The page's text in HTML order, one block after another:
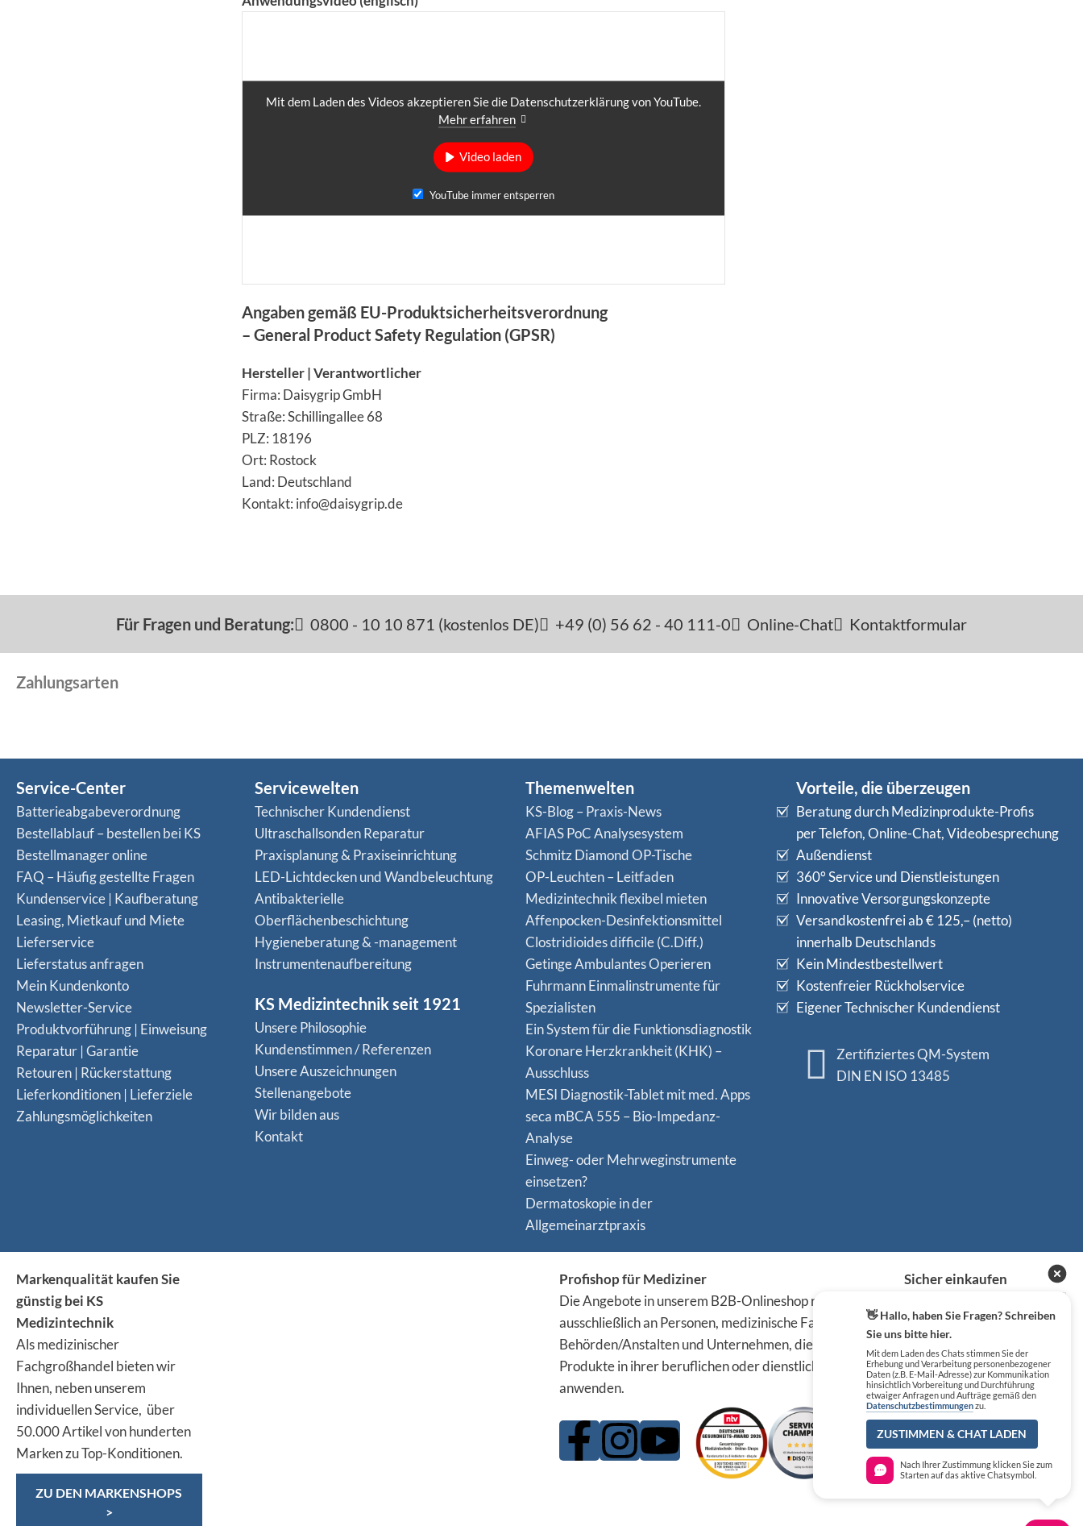
Mit dem Laden des Videos akzeptieren Sie die Datenschutzerklärung von YouTube.
Mehr erfahren
Video laden
YouTube immer entsperren
Angaben gemäß EU-Produktsicherheitsverordnung
– General Product Safety Regulation (GPSR)
Hersteller | Verantwortlicher
Firma: Daisygrip GmbH
Straße: Schillingallee 68
PLZ: 18196
Ort: Rostock
Land: Deutschland
Kontakt: info@daisygrip.de
Für Fragen und Beratung: 0800 - 10 10 871 (kostenlos DE) +49 (0) 56 62 - 40 111-0 Online-Chat Kontaktformular
Zahlungsarten
Service-Center
Batterieabgabeverordnung
Bestellablauf – bestellen bei KS
Bestellmanager online
FAQ – Häufig gestellte Fragen
Kundenservice | Kaufberatung
Leasing, Mietkauf und Miete
Lieferservice
Lieferstatus anfragen
Mein Kundenkonto
Newsletter-Service
Produktvorführung | Einweisung
Reparatur | Garantie
Retouren | Rückerstattung
Lieferkonditionen | Lieferziele
Zahlungsmöglichkeiten
Servicewelten
Technischer Kundendienst
Ultraschallsonden Reparatur
Praxisplanung & Praxiseinrichtung
LED-Lichtdecken und Wandbeleuchtung
Antibakterielle
Oberflächenbeschichtung
Hygieneberatung & -management
Instrumentenaufbereitung
KS Medizintechnik seit 1921
Unsere Philosophie
Kundenstimmen / Referenzen
Unsere Auszeichnungen
Stellenangebote
Wir bilden aus
Kontakt
Themenwelten
KS-Blog – Praxis-News
AFIAS PoC Analysesystem
Schmitz Diamond OP-Tische
OP-Leuchten – Leitfaden
Medizintechnik flexibel mieten
Affenpocken-Desinfektionsmittel
Clostridioides difficile (C.Diff.)
Getinge Ambulantes Operieren
Fuhrmann Einmalinstrumente für
Spezialisten
Ein System für die Funktionsdiagnostik
Koro­nare Herz­krank­heit (KHK) –
Ausschluss
MESI Diagnostik-Tablet mit med. Apps
seca mBCA 555 – Bio-Impedanz-
Analyse
Einweg- oder Mehrweginstrumente
einsetzen?
Dermatoskopie in der
Allgemeinarztpraxis
Vorteile, die überzeugen
Beratung durch Medizinprodukte-Profis
per Telefon, Online-Chat, Videobesprechung
Außendienst
360° Service und Dienstleistungen
Innovative Versorgungskonzepte
Versandkostenfrei ab € 125,– (netto)
innerhalb Deutschlands
Kein Mindestbestellwert
Kostenfreier Rückholservice
Eigener Technischer Kundendienst
Zertifiziertes QM-System
DIN EN ISO 13485
Markenqualität kaufen Sie
günstig bei KS
Medizintechnik
Als medizinischer
Fachgroßhandel bieten wir
Ihnen, neben unserem
individuellen Service, über
50.000 Artikel von hunderten
Marken zu Top-Konditionen.
ZU DEN MARKENSHOPS
>
Profishop für Mediziner
Die Angebote in unserem B2B-Onlineshop richten sich
ausschließlich an Personen, medizinische Fachkreise,
Behörden/Anstalten und Unternehmen, die die
Produkte in ihrer beruflichen oder dienstlichen Tätigkeit
anwenden.
Sicher einkaufen
👋 Hallo, haben Sie Fragen? Schreiben
Sie uns bitte hier.
Mit dem Laden des Chats stimmen Sie der
Erhebung und Verarbeitung personenbezogener
Daten (z.B. E-Mail-Adresse) zur Kommunikation
hinsichtlich Vorbereitung und Durchführung
etwaiger Anfragen und Aufträge gemäß den
Datenschutzbestimmungenzu.
ZUSTIMMEN & CHAT LADEN
Nach Ihrer Zustimmung klicken Sie zum
Starten auf das aktive Chatsymbol.